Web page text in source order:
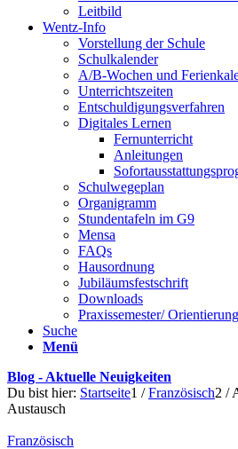
Leitbild
Wentz-Info
Vorstellung der Schule
Schulkalender
A/B-Wochen und
Unterrichtszeiten
Entschuldigungsverfahren
Digitales Lernen
Fernunterricht
Anleitungen
Schulwegeplan
Organigramm
Stundentafeln im G9
Mensa
FAQs
Hausordnung
Jubiläumsfestschrift
Downloads
Praxissemester/
Suche
Menü
Blog - Aktuelle Neuigkeiten
Du bist hier: Startseite1 / Französisch2 /
Austausch
Französisch